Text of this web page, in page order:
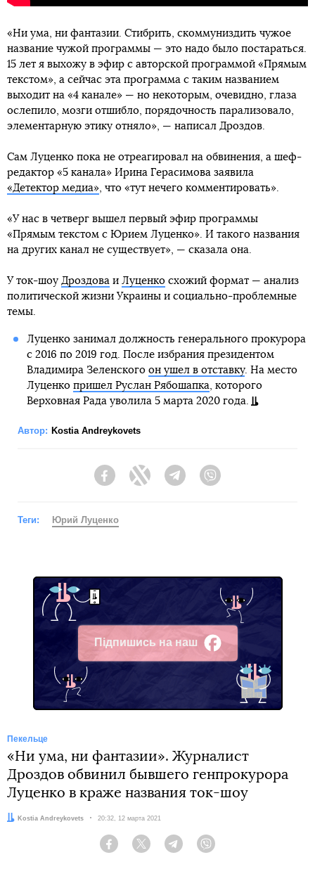
«Ни ума, ни фантазии. Стибрить, скоммуниздить чужое
название чужой программы — это надо было постараться.
15 лет я выхожу в эфир с авторской программой «Прямым
текстом», а сейчас эта программа с таким названием
выходит на «4 канале» — но некоторым, очевидно, глаза
ослепило, мозги отшибло, порядочность парализовало,
элементарную этику отняло», — написал Дроздов.
Сам Луценко пока не отреагировал на обвинения, а шеф-
редактор «5 канала» Ирина Герасимова заявила
«Детектор медиа» , что «тут нечего комментировать».
«У нас в четверг вышел первый эфир программы
«Прямым текстом с Юрием Луценко». И такого названия
на других канал не существует», — сказала она.
У ток-шоу Дроздова и Луценко схожий формат — анализ
политической жизни Украины и социально-проблемные
темы.
Луценко занимал должность генерального прокурора
с 2016 по 2019 год. После избрания президентом
Владимира Зеленского он ушел в отставку. На место
Луценко пришел Руслан Рябошапка , которого
Верховная Рада уволила 5 марта 2020 года.
Автор: Kostia Andreykovets
FacebookTwitter Telegram
Теги: Юрий Луценко
Підпишись на наш
Facebook
Пекельце
«Ни ума, ни фантазии». Журналист
Дроздов обвинил бывшего генпрокурора
Луценко в краже названия ток-шоу
Автор:Kostia Andreykovets Дата:
20:32, 12 марта 2021
Facebook Twitter Telegram